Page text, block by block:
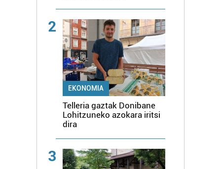
2
EKONOMIA
Telleria gaztak Donibane
Lohitzuneko azokara iritsi
dira
3